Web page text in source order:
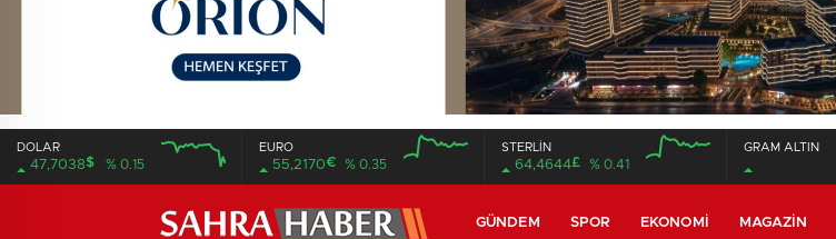
DOLAR
47,7038$ % 0.15
EURO
55,2170€ % 0.35
STERLİN
64,4644£ % 0.41
GRAM ALTIN
GÜNDEM SPOR EKONOMI MAGAZIN